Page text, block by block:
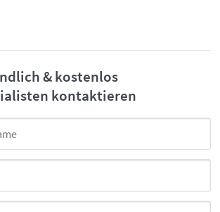
& kostenlos
kontaktieren